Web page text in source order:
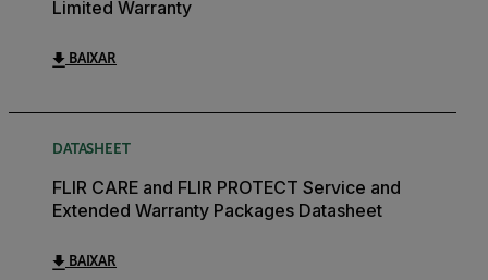
Limited Warranty
BAIXAR
DATASHEET
FLIR CARE and FLIR PROTECT Service and
Extended Warranty Packages Datasheet
BAIXAR